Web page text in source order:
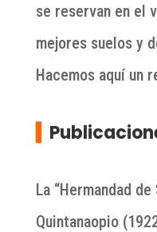
se reservan en el
mejores suelos y
Hacemos aquí un
La “Hermandad
Quintanaopio